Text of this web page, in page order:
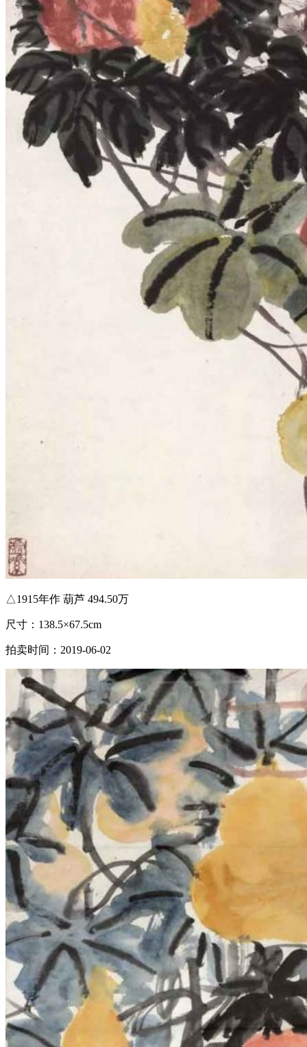
△1915年作 葫芦 494.50万
尺寸：138.5×67.5cm
拍卖时间：2019-06-02